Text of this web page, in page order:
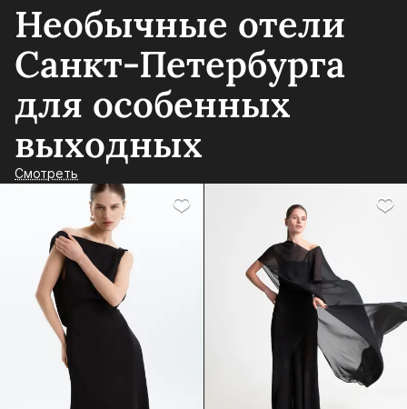
Необычные отели
Санкт-Петербурга
для особенных
выходных
Смотреть